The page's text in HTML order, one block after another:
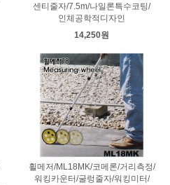
센티줄자/7.5m/나일론특수코팅/
인체공학적디자인
14,250원
휠메저/ML18MK/코메론/거리측정/
워킹카운터/굴렁줄자/워킹미터/